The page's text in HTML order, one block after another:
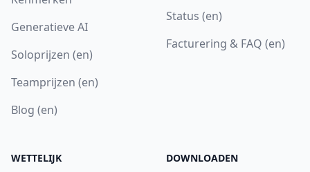
Generatieve AI
Soloprijzen (en)
Teamprijzen (en)
Blog (en)
Status (en)
Facturering & FAQ (en)
WETTELIJK DOWNLOADEN